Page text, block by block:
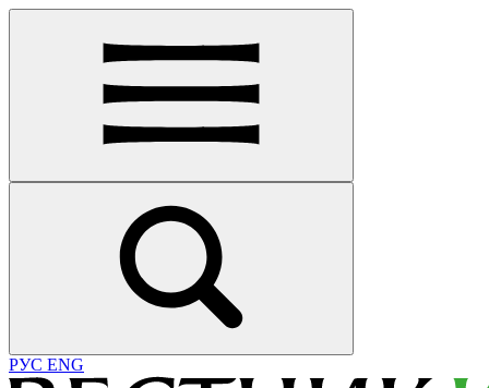
РУС ENG